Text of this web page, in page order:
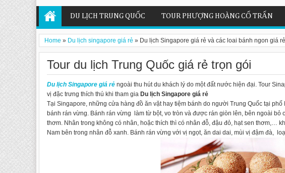
DU LỊCH TRUNG QUỐC TOUR PHƯỢNG HOÀNG CỔ TRẤN
Home » Du lịch singapore giá rẻ » Du lịch Singapore giá rẻ và các loai bánh ngon giá rẻ
Tour du lịch Trung Quốc giá rẻ trọn gói
Du lịch Singapore giá rẻ ngoài thu hút du khách lý do một đất nước hiện đại. Tour
vị đặc trưng thích thú khi tham gia Du lịch Singapore giá rẻ
Tại Singapore, những cửa hàng đồ ăn vặt hay tiệm bánh do người Trung Quốc tại
bánh rán vừng. Bánh rán vừng làm từ bột, vo tròn và được rán giòn lên, bên ngoài
thơm. Nhân trong không có nhân, hoặc thích thì có nhân đỗ, đậu đỏ, hạt sen thơm,…
Nam bên trong nhân đỗ xanh. Bánh rán vừng với vị ngọt, ăn dai dai, mùi vị đậm đà,